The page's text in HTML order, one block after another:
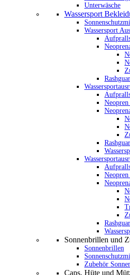
Unterwäsche
Wassersport
Wassersport
Sonnenbrillen und
Sonnenbrillen
Zubehör
Caps, Hüte und